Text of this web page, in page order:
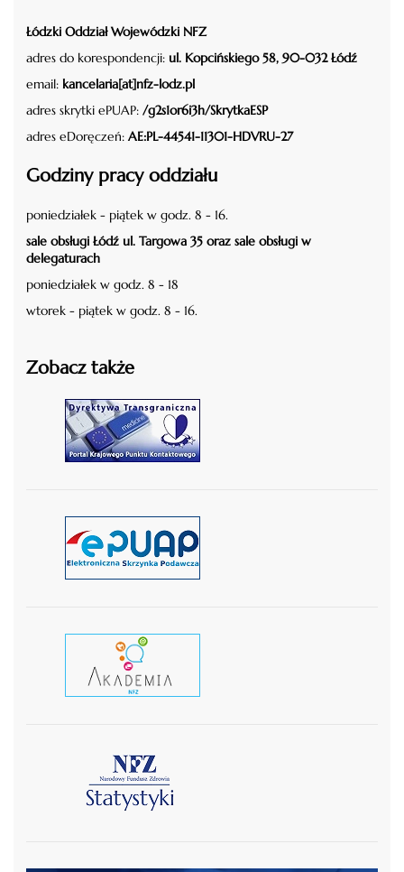
Łódzki Oddział Wojewódzki NFZ
adres do korespondencji: ul. Kopcińskiego 58, 90-032 Łódź
email: kancelaria[at]nfz-lodz.pl
adres skrytki ePUAP: /g2s1or6i3h/SkrytkaESP
adres eDoręczeń: AE:PL-44541-11301-HDVRU-27
Godziny pracy oddziału
poniedziałek - piątek w godz. 8 - 16.
sale obsługi Łódź ul. Targowa 35 oraz sale obsługi w
delegaturach
poniedziałek w godz. 8 - 18
wtorek - piątek w godz. 8 - 16.
Zobacz także
czytaj więcej
czytaj więcej
czytaj więcej